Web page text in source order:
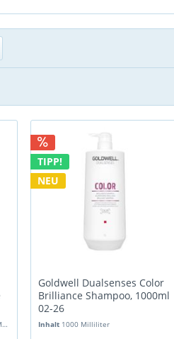
TIPP!
NEU
Goldwell Dualsenses Color
Brilliance Shampoo, 1000ml
02-26
Inhalt 1000 Milliliter